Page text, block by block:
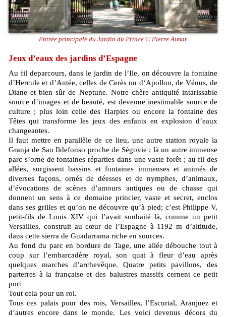
Entrée principale du Jardin du Prince © Pierre Aimar
Jeux d’eaux des jardins d’Espagne
Au fil deparcours, dans le jardin de l’Ile, on découvre la fontaine
d’Hercule et d’Antée, celles de Cerès ou d‘Apollon, de Vénus, de
Diane et bien sûr de Neptune. Notre chère antiquité intarissable
source d’images et de beauté, est devenue inestimable source de
culture ; plus loin celle des Harpies ou encore la fontaine des
Têtes qui transforme les jeux des enfants en explosion d’eaux
changeantes.
Il faut mettre en parallèle de ce lieu, une autre station royale la
Granja de San Ildefonso proche de Ségovie ; là un autre immense
parc s’orne de fontaines réparties dans une vaste forêt ; au fil des
allées, surgissent bassins et fontaines immenses et animés de
diverses façons, ornés de déesses et de nymphes, d’animaux,
d’évocations de scènes d’amours antiques ou de chasse qui
donnent un sens à ce domaine princier, vaste et secret, enclos
dans ses grilles et qu’on ne découvre qu’à pied; c’est Philippe V,
petit-fils de Louis XIV qui l’avait souhaité là, comme un petit
Versailles, construit au cœur de l’Espagne à 1192 m d’altitude,
dans cette sierra de Guadarrama riche en sources.
Au fond du parc en bordure de Tage, une allée débouche tout à
coup sur l’embarcadère royal, son quai à fleur d’eau après
quelques marches d’archevêque. Quatre petits pavillons, des
parterres à la française et des balustres massifs cernent ce petit
port
Tout cela pour un roi.
Tous ces palais pour des rois, Versailles, l’Escurial, Aranjuez et
d’autres encore dans le monde. Les voici devenus décors du